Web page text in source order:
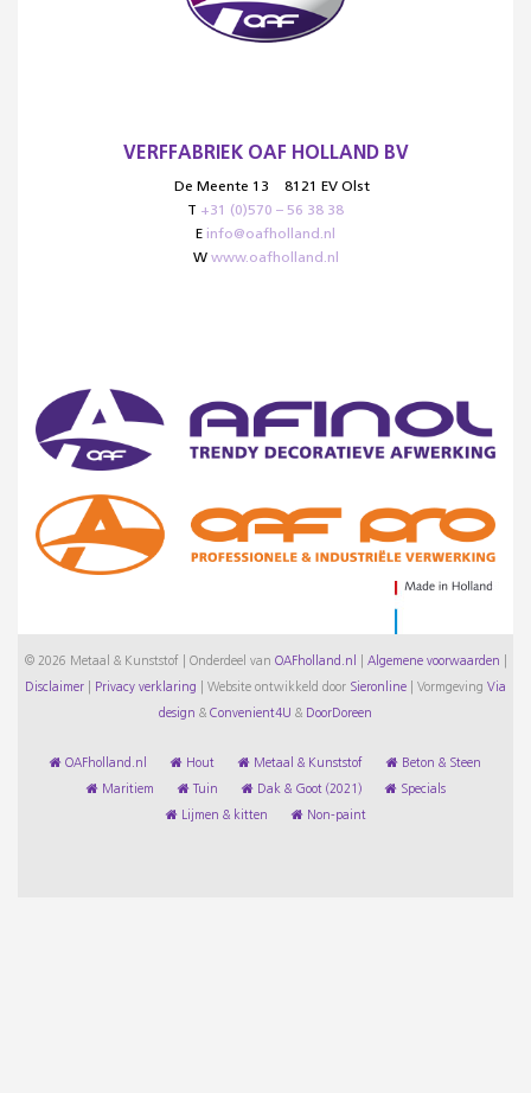
VERFFABRIEK OAF HOLLAND BV
De Meente 13
8121 EV Olst
T +31 (0)570 – 56 38 38
E info@oafholland.nl
W www.oafholland.nl
© 2026 Metaal & Kunststof | Onderdeel van OAFholland.nl Algemene voorwaarden
Disclaimer Privacy verklaring Website ontwikkeld door Sieronline Vormgeving Via
design & Convenient4U & DoorDoreen
OAFholland.nl Hout Metaal & Kunststof Beton & Steen
Maritiem Tuin Dak & Goot (2021) Specials
Lijmen & kitten Non-paint